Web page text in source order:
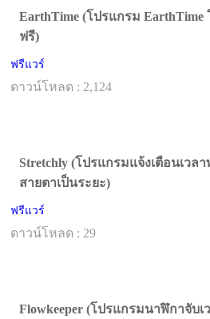
EarthTime (โปรแกรม EarthTime
ฟรี)
ฟรีแวร์
ดาวน์โหลด : 2,124
Stretchly (โปรแกรมแจ้งเตือนเวล
สายตาเป็นระยะ)
ฟรีแวร์
ดาวน์โหลด : 29
Flowkeeper (โปรแกรมนาฬิกาจับเ